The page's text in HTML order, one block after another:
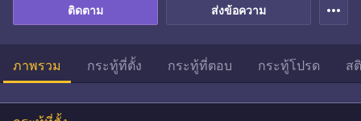
ส่งข้อความ
ติดตาม more_horiz
ภาพรวม กระทู้ที่ตั้ง กระทู้ที่ตอบ กระทู้โปรด ส